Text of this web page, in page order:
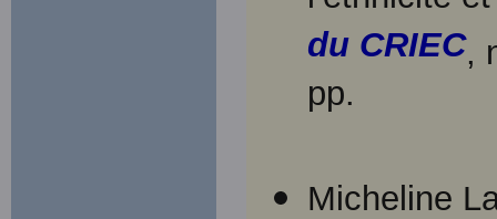
du CRIEC,
pp.
Micheline